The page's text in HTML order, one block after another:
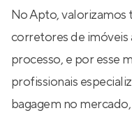
No Apto,
corretores de imóveis
processo, e por esse
profissionais
bagagem no